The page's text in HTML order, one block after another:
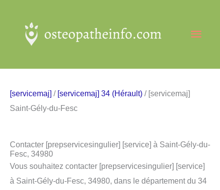
contenu
[servicemaj] / [servicemaj] 34 (Hérault) / [servicemaj]
Saint-Gély-du-Fesc
Contacter [prepservicesingulier] [service] à Saint-Gély-du-
Fesc, 34980
Vous souhaitez contacter [prepservicesingulier] [service]
à Saint-Gély-du-Fesc, 34980, dans le département du 34